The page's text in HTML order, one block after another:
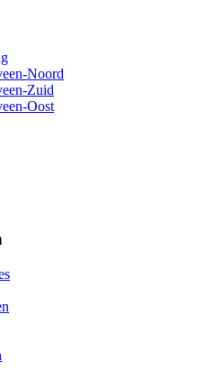
Noord
Zuid
Oost